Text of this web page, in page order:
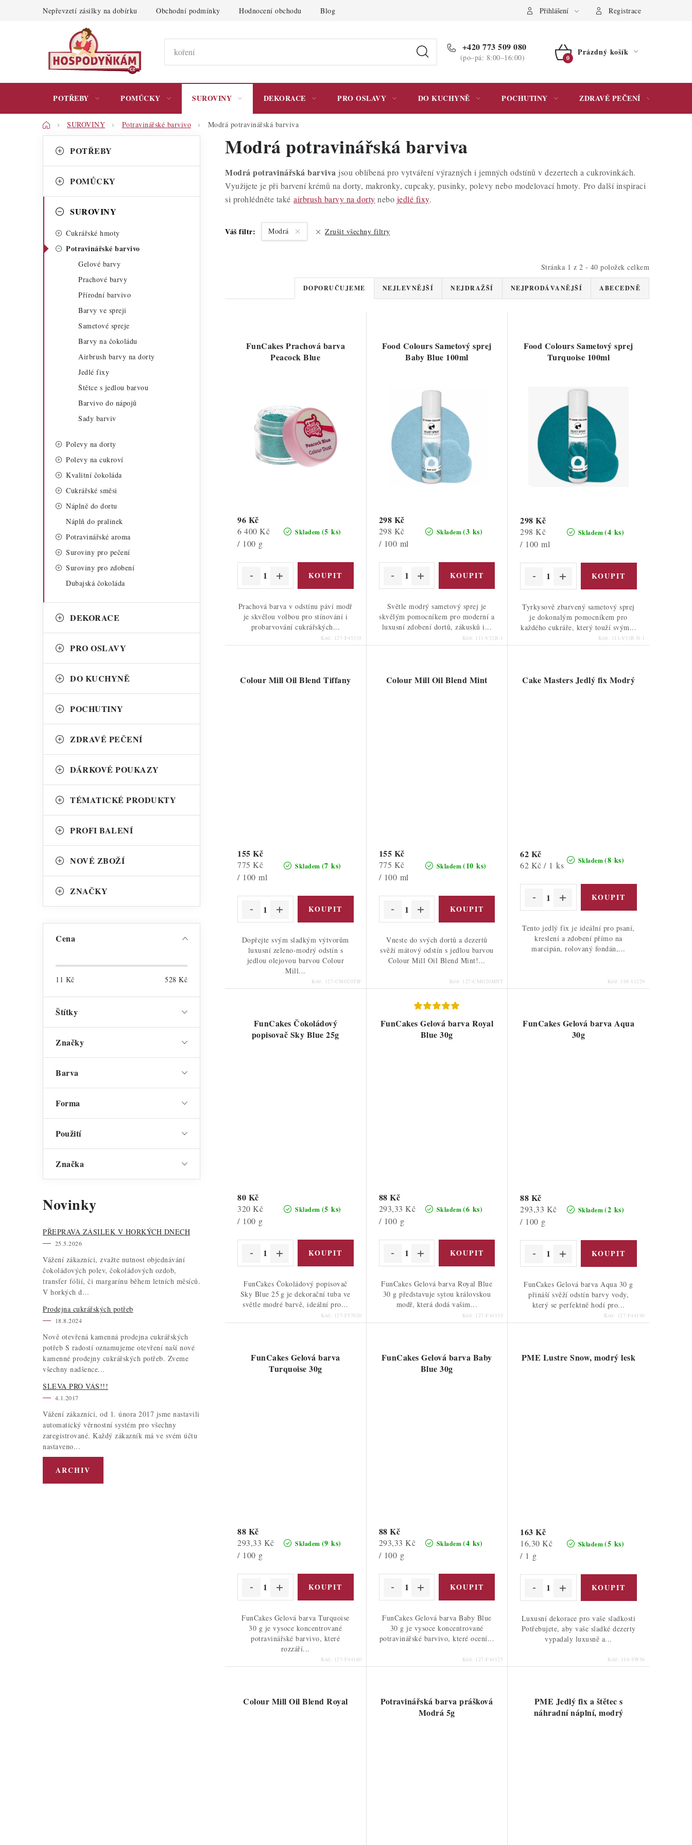
Nepřevzetí zásilky na dobírku Obchodní podmínky Hodnocení obchodu Blog Podmínky ochrany osobních údajů Přihlášení Registrace
+420 773 509 080
(po–pá: 8:00–16:00)
NÁKUPNÍ
Prázdný košík
POTŘEBY POMŮCKY SUROVINY DEKORACE PRO OSLAVY DO KUCHYNĚ POCHUTINY ZDRAVÉ PEČENÍ
DomůSUROVINY Potravinářské barvivo Modrá potravinářská barviva
o
t
a
kategorie
a
e
r
POTŘEBY
POMŮCKY
SUROVINY
Cukrářské hmoty
Potravinářské barvivo
Gelové barvy
Prachové barvy
Přírodní barvivo
Barvy ve spreji
Sametové spreje
Barvy na čokoládu
Airbrush barvy na dorty
Jedlé fixy
Štětce s jedlou barvou
Barvivo do nápojů
Sady barviv
Polevy na dorty
Polevy na cukroví
Kvalitní čokoláda
Cukrářské směsi
Náplně do dortu
Náplň do pralinek
Potravinářské aroma
Suroviny pro pečení
Suroviny pro zdobení
Dubajská čokoláda
DEKORACE
PRO OSLAVY
DO KUCHYNĚ
POCHUTINY
ZDRAVÉ PEČENÍ
DÁRKOVÉ POUKAZY
TÉMATICKÉ PRODUKTY
PROFI BALENÍ
NOVÉ ZBOŽÍ
ZNAČKY
Cena
11 Kč 528 Kč
Štítky
Značky
Barva
Forma
Použití
Značka
Novinky
PŘEPRAVA ZÁSILEK V HORKÝCH DNECH
25.5.2026
Vážení zákazníci, zvažte nutnost objednávání
čokoládových polev, čokoládových ozdob,
transfer fólií, či margarínu během letních měsíců.
V horkých d...
Prodejna cukrářských potřeb
18.8.2024
Nově otevřená kamenná prodejna cukrářských
potřeb S radostí oznamujeme otevření naší nové
kamenné prodejny cukrářských potřeb. Zveme
všechny nadšence...
SLEVA PRO VÁS!!!
4.1.2017
Vážení zákazníci, od 1. února 2017 jsme nastavili
automatický věrnostní systém pro všechny
zaregistrované. Každý zákazník má ve svém účtu
nastaveno...
ARCHIV
Modrá potravinářská barviva
Modrá potravinářská barviva jsou oblíbená pro vytváření výrazných i jemných odstínů v dezertech a cukrovinkách.
Využijete je při barvení krémů na dorty, makronky, cupcaky, pusinky, polevy nebo modelovací hmoty. Pro další inspiraci
si prohlédněte také airbrush barvy na dorty nebo jedlé fixy.
Váš filtr: Modrá Zrušit všechny filtry
Stránka 1 z 2 - 40 položek celkem
Ř
a
e
n
p
r
o
d
ů
DOPORUČUJEME NEJLEVNĚJŠÍ NEJDRAŽŠÍ NEJPRODÁVANĚJŠÍ ABECEDNĚ
FunCakes Prachová barva
Peacock Blue
Skladem (5 ks)
96 Kč
Měrná
cena:
6 400 Kč
/ 100 g
Prachová barva v odstínu páví modř
je skvělou volbou pro stínování i
probarvování cukrářských...
Kód: 127-F45335
Food Colours Sametový sprej
Baby Blue 100ml
Skladem (3 ks)
298 Kč
Měrná
cena:
298 Kč
/ 100 ml
Světle modrý sametový sprej je
skvělým pomocníkem pro moderní a
luxusní zdobení dortů, zákusků i...
Kód: 111-V32B-1
Food Colours Sametový sprej
Turquoise 100ml
Skladem (4 ks)
298 Kč
Měrná
cena:
298 Kč
/ 100 ml
Tyrkysově zbarvený sametový sprej
je dokonalým pomocníkem pro
každého cukráře, který touží svým...
Kód: 111-V33B-N-1
Colour Mill Oil Blend Tiffany
Skladem (7 ks)
155 Kč
Měrná
cena:
775 Kč
/ 100 ml
Dopřejte svým sladkým výtvorům
luxusní zeleno-modrý odstín s
jedlou olejovou barvou Colour
Mill...
Kód: 127-CMO20TIF
Colour Mill Oil Blend Mint
Skladem (10 ks)
155 Kč
Měrná
cena:
775 Kč
/ 100 ml
Vneste do svých dortů a dezertů
svěží mátový odstín s jedlou barvou
Colour Mill Oil Blend Mint!...
Kód: 127-CMO20MNT
Cake Masters Jedlý fix Modrý
Skladem (8 ks)
62 Kč
Měrná
62 Kč / 1 ks
Tento jedlý fix je ideální pro psaní,
kreslení a zdobení přímo na
marcipán, rolovaný fondán,...
Kód: 168-11229
FunCakes Čokoládový
popisovač Sky Blue 25g
Skladem (5 ks)
80 Kč
Měrná
cena:
320 Kč
/ 100 g
FunCakes Čokoládový popisovač
Sky Blue 25 g je dekorační tuba ve
světle modré barvě, ideální pro...
Kód: 127-F57020
FunCakes Gelová barva Royal
Blue 30g
Skladem (6 ks)
88 Kč
Měrná
cena:
293,33 Kč
/ 100 g
FunCakes Gelová barva Royal Blue
30 g představuje sytou královskou
modř, která dodá vašim...
Kód: 127-F44135
FunCakes Gelová barva Aqua
30g
Skladem (2 ks)
88 Kč
Měrná
cena:
293,33 Kč
/ 100 g
FunCakes Gelová barva Aqua 30 g
přináší svěží odstín barvy vody,
který se perfektně hodí pro...
Kód: 127-F44190
FunCakes Gelová barva
Turquoise 30g
Skladem (9 ks)
88 Kč
Měrná
cena:
293,33 Kč
/ 100 g
FunCakes Gelová barva Turquoise
30 g je vysoce koncentrované
potravinářské barvivo, které
rozzáří...
Kód: 127-F44160
FunCakes Gelová barva Baby
Blue 30g
Skladem (4 ks)
88 Kč
Měrná
cena:
293,33 Kč
/ 100 g
FunCakes Gelová barva Baby Blue
30 g je vysoce koncentrované
potravinářské barvivo, které ocení...
Kód: 127-F44125
PME Lustre Snow, modrý lesk
Skladem (5 ks)
163 Kč
Měrná
cena:
16,30 Kč
/ 1 g
Luxusní dekorace pro vaše sladkosti
Potřebujete, aby vaše sladké dezerty
vypadaly luxusně a...
Kód: 116-SW56
Colour Mill Oil Blend Royal
Potravinářská barva prášková
Modrá 5g
PME Jedlý fix a štětec s
náhradní náplní, modrý